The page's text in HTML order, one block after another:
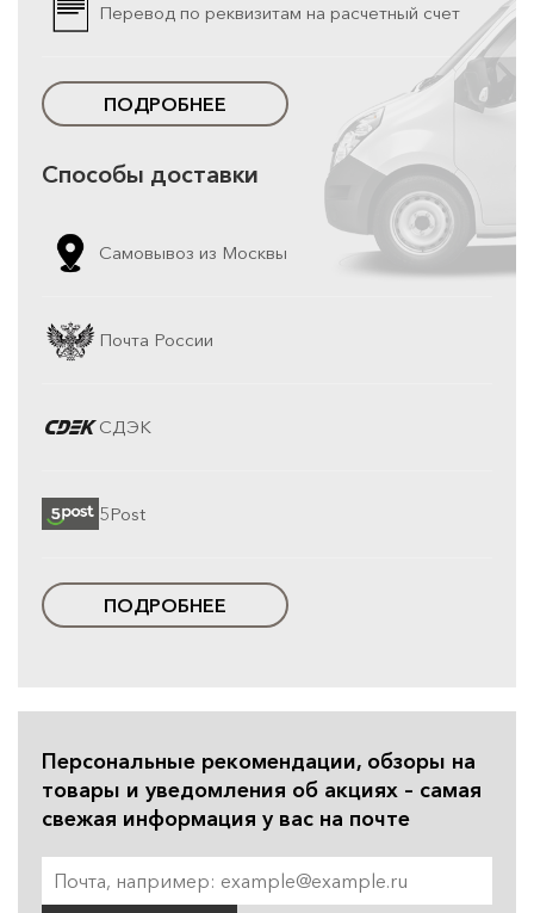
Перевод по реквизитам на расчетный счет
ПОДРОБНЕЕ
Способы доставки
Самовывоз из Москвы
Почта России
СДЭК
5Post
ПОДРОБНЕЕ
Персональные рекомендации, обзоры на
товары и уведомления об акциях – самая
свежая информация у вас на почте